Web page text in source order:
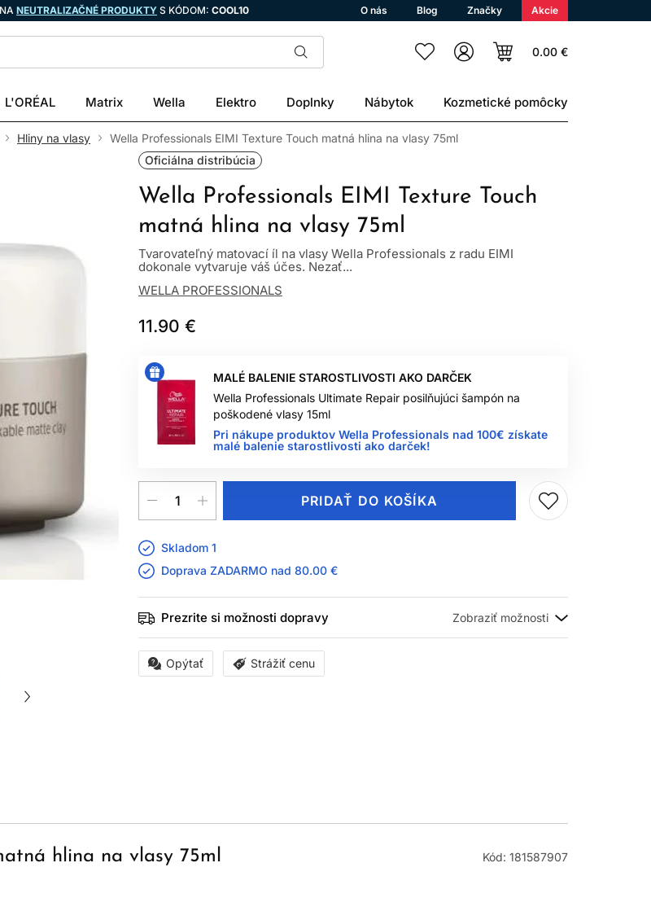
NEUTRALIZAČNÉ PRODUKTY S KÓDOM: COOL10 O nás Blog Značky Akcie
0.00 €
L'ORÉAL Matrix Wella Elektro Doplnky Nábytok Kozmetické pomôcky
Hliny na vlasy
Wella Professionals EIMI Texture Touch matná hlina na vlasy 75ml
Oficiálna distribúcia
Wella Professionals EIMI Texture Touch
matná hlina na vlasy 75ml
Tvarovateľný matovací íl na vlasy Wella Professionals z radu EIMI
dokonale vytvaruje váš účes. Nezať...
WELLA PROFESSIONALS
11.90 €
MALÉ BALENIE STAROSTLIVOSTI AKO DARČEK
Wella Professionals Ultimate Repair posilňujúci šampón na
poškodené vlasy 15ml
Pri nákupe produktov Wella Professionals nad 100€ získate
malé balenie starostlivosti ako darček!
PRIDAŤ DO KOŠÍKA
Skladom 1
Doprava ZADARMO nad 80.00 €
Prezrite si možnosti dopravy
Opýtať Strážiť cenu
hlina na vlasy 75ml Kód: 181587907